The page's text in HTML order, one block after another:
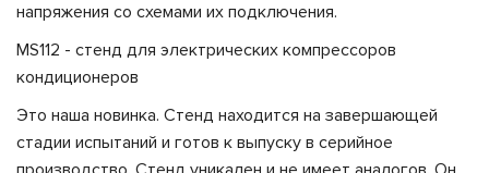
напряжения со схемами их подключения.
MS112 - стенд для электрических компрессоров
кондиционеров
Это наша новинка. Стенд находится на завершающей
стадии испытаний и готов к выпуску в серийное